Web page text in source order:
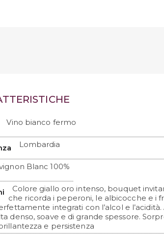
Vino bianco fermo
Lombardia
Blanc 100%
Colore giallo oro intenso, bouquet
che ricorda i peperoni, le albicocche e i
integrati con l’alcol e l’acidità.
denso, soave e di grande spessore.
e persistenza